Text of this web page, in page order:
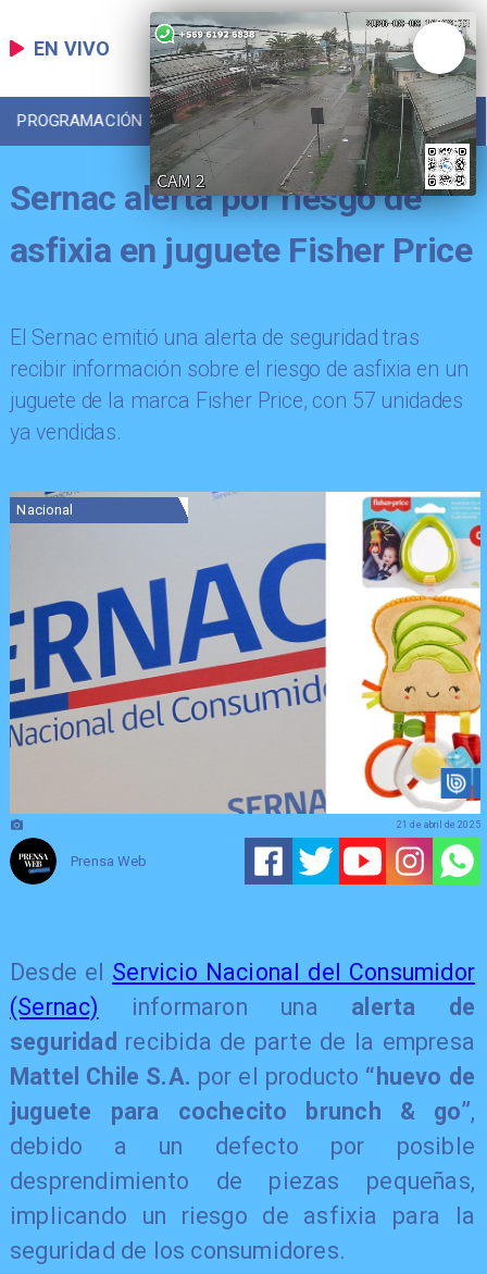
EN VIVO
PROGRAMACIÓN LOCAL DEPORTES
Sernac alerta por riesgo de
asfixia en juguete Fisher Price
El Sernac emitió una alerta de seguridad tras
recibir información sobre el riesgo de asfixia en un
juguete de la marca Fisher Price, con 57 unidades
ya vendidas.
Nacional
Prensa Web
21 de abril de 2025
Desde el Servicio Nacional del Consumidor
(Sernac) informaron una alerta de
seguridad recibida de parte de la empresa
Mattel Chile S.A. por el producto “huevo de
juguete para cochecito brunch & go”,
debido a un defecto por posible
desprendimiento de piezas pequeñas,
implicando un riesgo de asfixia para la
seguridad de los consumidores.